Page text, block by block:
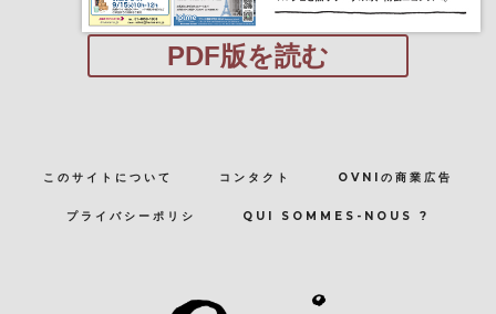
PDF版を読む
このサイトについて コンタクト OVNIの商業広告
プライバシーポリシ QUI SOMMES-NOUS ?